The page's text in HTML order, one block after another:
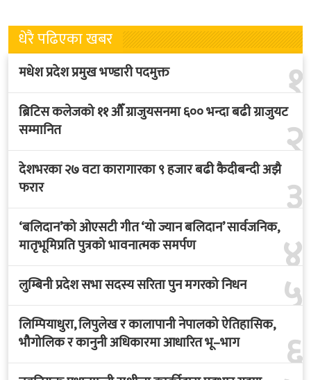
धेरै पढिएका खबर
१
मधेश प्रदेश प्रमुख भण्डारी पदमुक्त
२
ब्रिटिस कलेजको ११ औँ ग्राजुयसनमा ६०० भन्दा बढी ग्राजुयट
सम्मानित
३
देशभरका २७ वटा कारागारका ९ हजार बढी कैदीबन्दी अझै
फरार
४
‘बलिदान’को ओएसटी गीत ‘यो ज्यान बलिदान’ सार्वजनिक,
मातृभूमिप्रति पुत्रको भावनात्मक समर्पण
५
लुम्बिनी प्रदेश सभा सदस्य सरिता पुन मगरको निधन
६
लिम्पियाधुरा, लिपुलेख र कालापानी नेपालको ऐतिहासिक,
भौगोलिक र कानुनी अधिकारमा आधारित भू–भाग